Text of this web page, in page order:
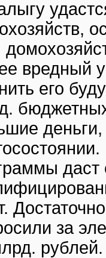
вредный
его
даст
за
рублей.